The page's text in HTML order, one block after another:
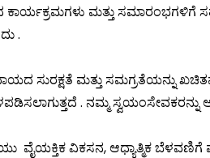
ಮತ್ತು ಸಮಾರಂಭಗಳಿಗೆ
.
ಸುರಕ್ಷತೆ ಮತ್ತು ಸಮಗ್ರತೆಯನ್ನು
. ನಮ್ಮ ಸ್ವಯಂಸೇವಕರನ್ನು
ವೈಯಕ್ತಿಕ ವಿಕಸನ, ಆಧ್ಯಾತ್ಮಿಕ ಬೆಳವಣಿಗೆ